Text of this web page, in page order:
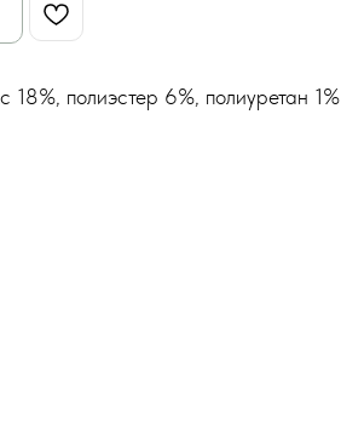
18%, полиэстер 6%, полиуретан 1%